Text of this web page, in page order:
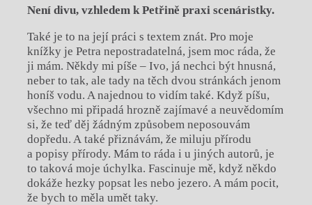
Není divu, vzhledem k Petřině praxi scenáristky.
Také je to na její práci s textem znát. Pro moje
knížky je Petra nepostradatelná, jsem moc ráda, že
ji mám. Někdy mi píše – Ivo, já nechci být hnusná,
neber to tak, ale tady na těch dvou stránkách jenom
honíš vodu. A najednou to vidím také. Když píšu,
všechno mi připadá hrozně zajímavé a neuvědomím
si, že teď děj žádným způsobem neposouvám
dopředu. A také přiznávám, že miluju přírodu
a popisy přírody. Mám to ráda i u jiných autorů, je
to taková moje úchylka. Fascinuje mě, když někdo
dokáže hezky popsat les nebo jezero. A mám pocit,
že bych to měla umět taky.